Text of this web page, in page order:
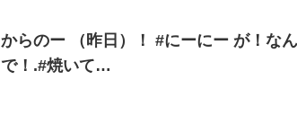
からのー （昨日）！ #にーにー が！な
で！.#焼いて…